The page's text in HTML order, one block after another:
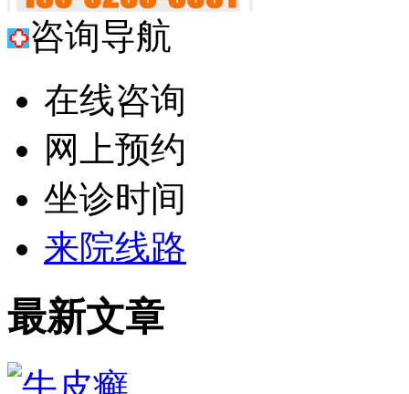
咨询导航
在线咨询
网上预约
坐诊时间
来院线路
最新文章